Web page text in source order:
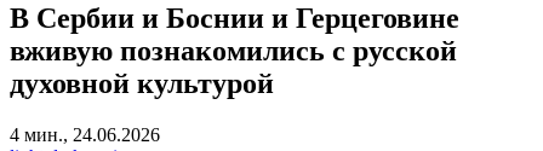
В Сербии и Боснии и Герцеговине
вживую познакомились с русской
духовной культурой
4 мин., 24.06.2026